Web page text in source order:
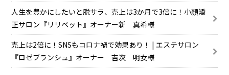
人生を豊かにしたいと脱サラ、売上は3か月で3倍に！小顔矯
正サロン『リリベット』オーナー新 真希様
売上は2倍に！SNSもコロナ禍で効果あり！ | エステサロン
『ロゼブランシュ』オーナー 吉次 明女様